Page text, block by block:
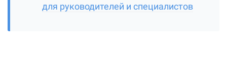
для руководителей и специалистов